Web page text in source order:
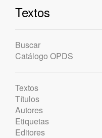
Textos
Buscar
Catálogo OPDS
Textos
Títulos
Autores
Etiquetas
Editores